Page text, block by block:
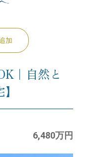
加
｜自然と
6,480万円